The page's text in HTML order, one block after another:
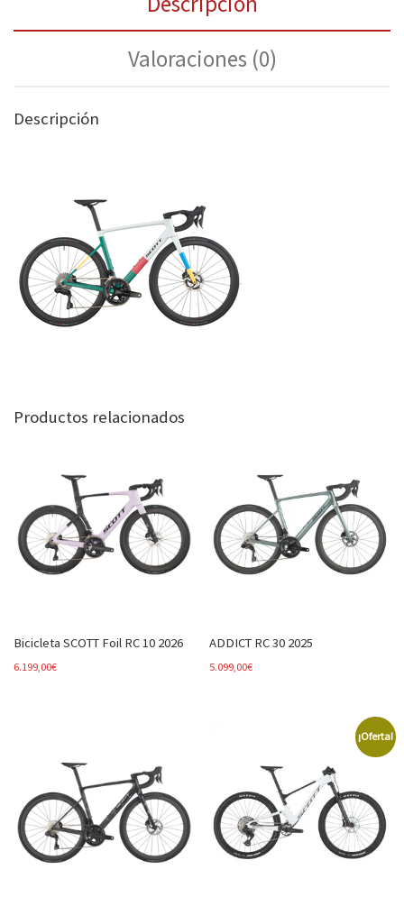
Valoraciones (0)
Descripción
Productos relacionados
Bicicleta SCOTT Foil RC 10 2026
6.199,00€
ADDICT RC 30 2025
5.099,00€
¡Oferta!